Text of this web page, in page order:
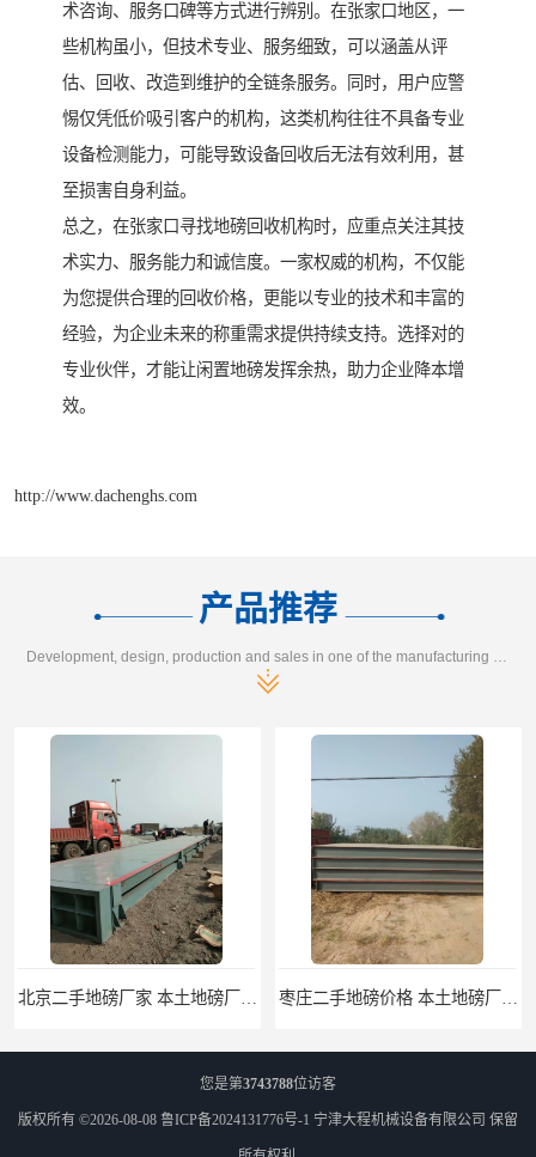
术咨询、服务口碑等方式进行辨别。在张家口地区，一
些机构虽小，但技术专业、服务细致，可以涵盖从评
估、回收、改造到维护的全链条服务。同时，用户应警
惕仅凭低价吸引客户的机构，这类机构往往不具备专业
设备检测能力，可能导致设备回收后无法有效利用，甚
至损害自身利益。
总之，在张家口寻找地磅回收机构时，应重点关注其技
术实力、服务能力和诚信度。一家权威的机构，不仅能
为您提供合理的回收价格，更能以专业的技术和丰富的
经验，为企业未来的称重需求提供持续支持。选择对的
专业伙伴，才能让闲置地磅发挥余热，助力企业降本增
效。
http://www.dachenghs.com
产品推荐
您是第3743788位访客
版权所有 ©2026-08-08 鲁ICP备2024131776号-1 宁津大程机械设备有限公司 保留